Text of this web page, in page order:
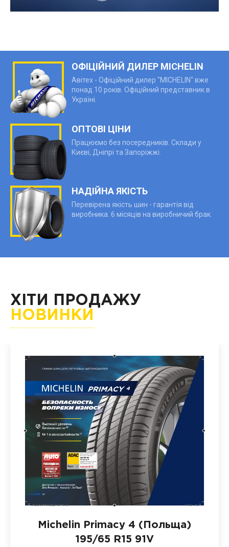
ОФІЦІЙНИЙ ДИЛЕР MICHELIN
Авітех - Офіційний дилер "MICHELIN" вже
понад 10 років. Офіційний представник в
Україні.
ОПТОВІ ЦІНИ
Працюємо без посередників. Склади у
Києві, Дніпрі та Запоріжжі.
НАДІЙНА ЯКІСТЬ
Перевірена якість шин - гарантія від
виробника. 6 місяців на виробничий брак.
ХІТИ ПРОДАЖУ
НОВИНКИ
Michelin Primacy 4 (Польща)
195/65 R15 91V